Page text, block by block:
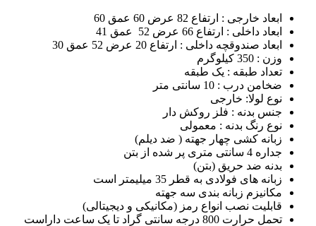
ابعاد خارجی : ارتفاع 82 عرض 60 عمق 60
ابعاد داخلی : ارتفاع 66 عرض 52 عمق 41
ابعاد صندوقچه داخلی : ارتفاع 20 عرض 52 عمق 30
وزن : 350 کیلوگرم
تعداد طبقه : یک طبقه
ضخامن درب : 10 سانتی متر
نوع لولا: خارجی
جنس بدنه : فلز روکش دار
نوع رنگ بدنه : معمولی
زبانه کشی چهار جهته ( ضد دیلم)
جداره 4 سانتی متری پر شده از بتن
بدنه ضد حریق (بتن)
زبانه های فولادی به قطر 35 میلیمتر است
مکانیزم زبانه بندی سه جهته
قابلیت نصب انواع رمز (مکانیکی و دیجیتالی)
تحمل حرارت 800 درجه سانتی گراد تا یک ساعت داراست